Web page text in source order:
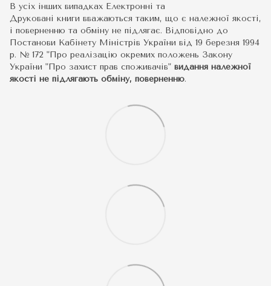
В усіх інших випадках Електронні та
Друковані книги вважаються таким, що є належної якості,
і поверненню та обміну не підлягає. Відповідно до
Постанови Кабінету Міністрів України від 19 березня 1994
р. № 172 "Про реалізацію окремих положень Закону
України "Про захист прав споживачів" видання належної
якості не підлягають обміну, поверненню.